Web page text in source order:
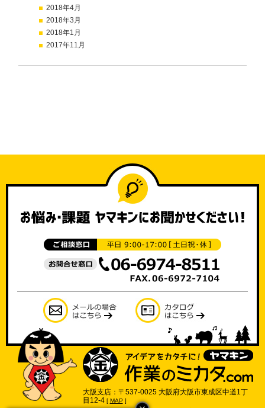
2018年4月
2018年3月
2018年1月
2017年11月
大阪支店：〒537-0025 大阪府大阪市東成区中道1丁
目12-4 [ MAP]